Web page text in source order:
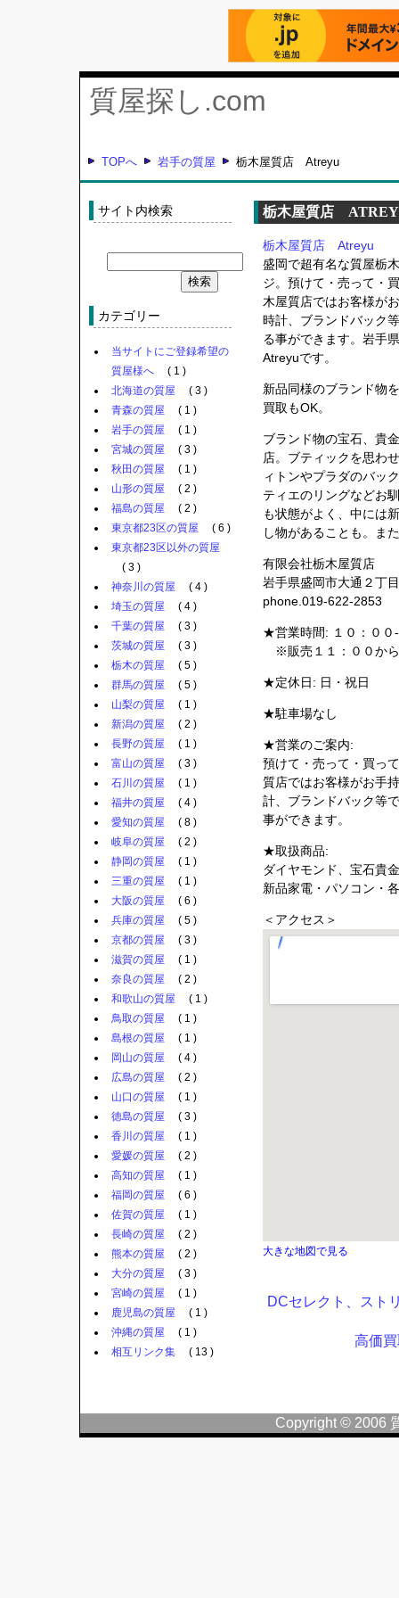
質屋探し.com
栃木屋質店
栃木屋質店 Atreyu
盛岡で超有名な質屋栃
ジ。預けて・売って・
木屋質店ではお客様が
時計、ブランドバック
る事ができます。岩手
Atreyuです。
新品同様のブランド物
買取もOK。
ブランド物の宝石、貴
店。ブティックを思わ
ィトンやプラダのバッ
ティエのリングなどお
も状態がよく、中には
し物があることも。ま
有限会社栃木屋質店
岩手県盛岡市大通２丁
phone.019-622-2853
★営業時間: １０：００
※販売１１：００から
★定休日: 日・祝日
★駐車場なし
★営業のご案内:
預けて・売って・買っ
質店ではお客様がお手
計、ブランドバック等
事ができます。
★取扱商品:
ダイヤモンド、宝石貴
新品家電・パソコン・
＜アクセス＞
大きな地図で見る
DCセレクト、スト
高価
サイト内検索
カテゴリー
当サイトにご登録希望の
質屋様へ ( 1 )
北海道の質屋 ( 3 )
青森の質屋 ( 1 )
岩手の質屋 ( 1 )
宮城の質屋 ( 3 )
秋田の質屋 ( 1 )
山形の質屋 ( 2 )
福島の質屋 ( 2 )
東京都23区の質屋 ( 6 )
東京都23区以外の質屋
( 3 )
神奈川の質屋 ( 4 )
埼玉の質屋 ( 4 )
千葉の質屋 ( 3 )
茨城の質屋 ( 3 )
栃木の質屋 ( 5 )
群馬の質屋 ( 5 )
山梨の質屋 ( 1 )
新潟の質屋 ( 2 )
長野の質屋 ( 1 )
富山の質屋 ( 3 )
石川の質屋 ( 1 )
福井の質屋 ( 4 )
愛知の質屋 ( 8 )
岐阜の質屋 ( 2 )
静岡の質屋 ( 1 )
三重の質屋 ( 1 )
大阪の質屋 ( 6 )
兵庫の質屋 ( 5 )
京都の質屋 ( 3 )
滋賀の質屋 ( 1 )
奈良の質屋 ( 2 )
和歌山の質屋 ( 1 )
鳥取の質屋 ( 1 )
島根の質屋 ( 1 )
岡山の質屋 ( 4 )
広島の質屋 ( 2 )
山口の質屋 ( 1 )
徳島の質屋 ( 3 )
香川の質屋 ( 1 )
愛媛の質屋 ( 2 )
高知の質屋 ( 1 )
福岡の質屋 ( 6 )
佐賀の質屋 ( 1 )
長崎の質屋 ( 2 )
熊本の質屋 ( 2 )
大分の質屋 ( 3 )
宮崎の質屋 ( 1 )
鹿児島の質屋 ( 1 )
沖縄の質屋 ( 1 )
相互リンク集 ( 13 )
Copyright © 2006
TOPへ 岩手の質屋 栃木屋質店 Atreyu